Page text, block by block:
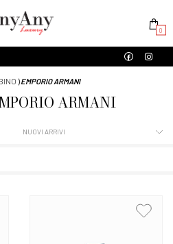
0
⟩EMPORIO ARMANI
ARMANI